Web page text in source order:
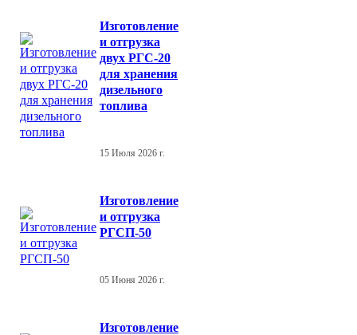
Изготовление
и отгрузка
двух РГС-20
для хранения
дизельного
топлива
15 Июля 2026 г.
Изготовление
и отгрузка
РГСП-50
05 Июня 2026 г.
Изготовление